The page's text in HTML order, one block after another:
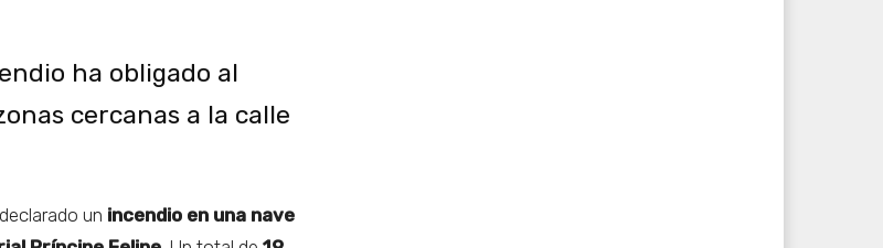
ha obligado al
cercanas a la calle
un incendio en una nave